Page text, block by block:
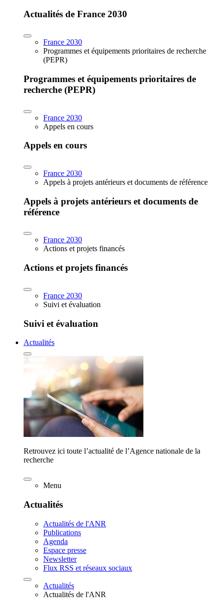
Actualités de France 2030
France 2030
Programmes et équipements prioritaires de recherche
(PEPR)
Programmes et équipements prioritaires de
recherche (PEPR)
France 2030
Appels en cours
Appels en cours
France 2030
Appels à projets antérieurs et documents de référence
Appels à projets antérieurs et documents de
référence
France 2030
Actions et projets financés
Actions et projets financés
France 2030
Suivi et évaluation
Suivi et évaluation
Actualités
Retrouvez ici toute l’actualité de l’Agence nationale de la
recherche
Menu
Actualités
Actualités de l'ANR
Publications
Agenda
Espace presse
Newsletter
Flux RSS et réseaux sociaux
Actualités
Actualités de l'ANR